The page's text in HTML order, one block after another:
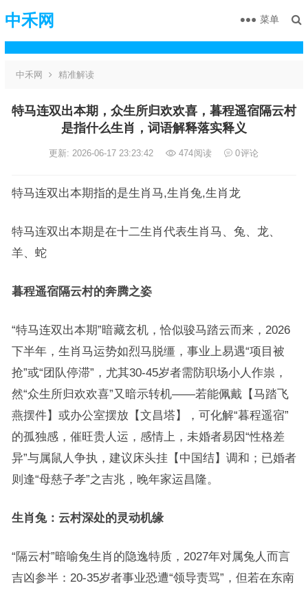
中禾网 菜单
中禾网 精准解读
特马连双出本期，众生所归欢欢喜，暮程遥宿隔云村
是指什么生肖，词语解释落实释义
更新: 2026-06-17 23:23:42 474阅读 0评论
特马连双出本期指的是生肖马,生肖兔,生肖龙
特马连双出本期是在十二生肖代表生肖马、兔、龙、
羊、蛇
暮程遥宿隔云村的奔腾之姿
“特马连双出本期”暗藏玄机，恰似骏马踏云而来，2026
下半年，生肖马运势如烈马脱缰，事业上易遇“项目被
抢”或“团队停滞”，尤其30-45岁者需防职场小人作祟，
然“众生所归欢欢喜”又暗示转机——若能佩戴【马踏飞
燕摆件】或办公室摆放【文昌塔】，可化解“暮程遥宿”
的孤独感，催旺贵人运，感情上，未婚者易因“性格差
异”与属鼠人争执，建议床头挂【中国结】调和；已婚者
则逢“母慈子孝”之吉兆，晚年家运昌隆。
生肖兔：云村深处的灵动机缘
“隔云村”暗喻兔生肖的隐逸特质，2027年对属兔人而言
吉凶参半：20-35岁者事业恐遭“领导责骂”，但若在东南